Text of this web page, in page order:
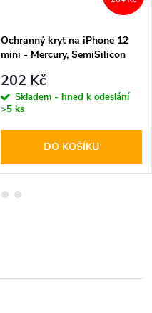
Ochranný kryt na iPhone 12
mini - Mercury, SemiSilicon
202 Kč
Skladem - hned k odeslání
>5 ks
DO KOŠÍKU